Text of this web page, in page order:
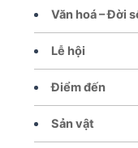
Văn hoá – Đời
Lễ hội
Điểm đến
Sản vật